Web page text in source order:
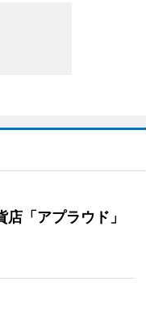
店「アプラウド」